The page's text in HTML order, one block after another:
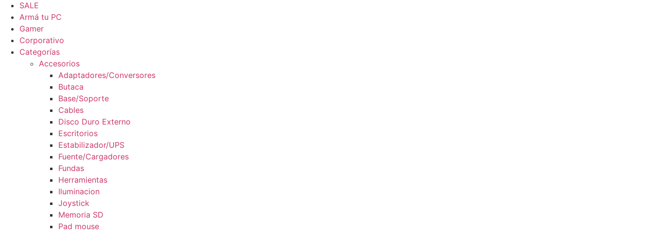
SALE
Armá tu PC
Gamer
Corporativo
Categorías
Accesorios
Adaptadores/Conversores
Butaca
Base/Soporte
Cables
Disco Duro Externo
Escritorios
Estabilizador/UPS
Fuente/Cargadores
Fundas
Herramientas
Iluminacion
Joystick
Memoria SD
Pad mouse